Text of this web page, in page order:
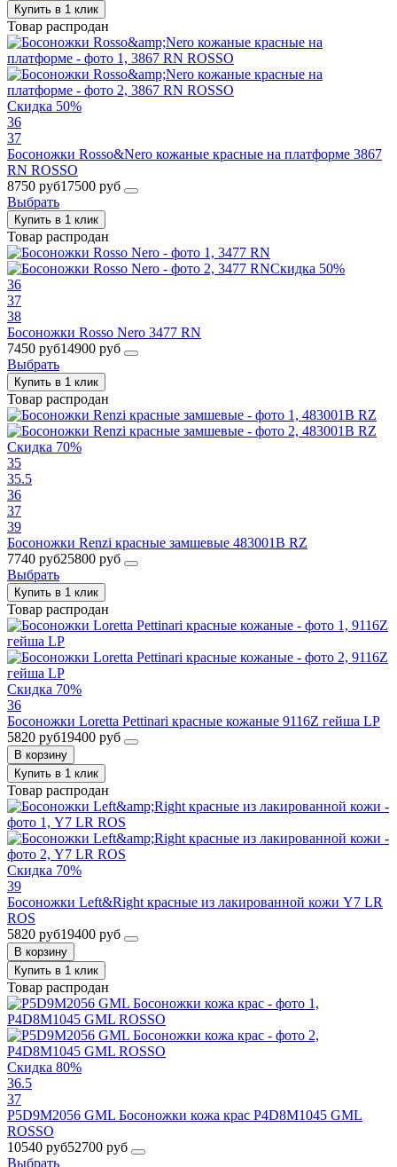
Купить в 1 клик
Товар распродан
Скидка 50%
36
37
Босоножки Rosso&Nero кожаные красные на платформе 3867
RN ROSSO
8750 руб17500 руб
Выбрать
Купить в 1 клик
Товар распродан
Скидка 50%
36
37
38
Босоножки Rosso Nero 3477 RN
7450 руб14900 руб
Выбрать
Купить в 1 клик
Товар распродан
Скидка 70%
35
35.5
36
37
39
Босоножки Renzi красные замшевые 483001B RZ
7740 руб25800 руб
Выбрать
Купить в 1 клик
Товар распродан
Скидка 70%
36
Босоножки Loretta Pettinari красные кожаные 9116Z гейша LP
5820 руб19400 руб
В корзину
Купить в 1 клик
Товар распродан
Скидка 70%
39
Босоножки Left&Right красные из лакированной кожи Y7 LR
ROS
5820 руб19400 руб
В корзину
Купить в 1 клик
Товар распродан
Скидка 80%
36.5
37
P5D9M2056 GML Босоножки кожа крас P4D8M1045 GML
ROSSO
10540 руб52700 руб
Выбрать